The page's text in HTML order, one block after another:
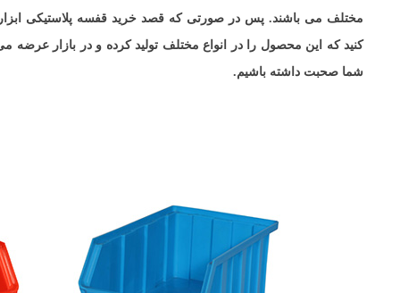
مختلف می باشند. پس در صورتی که قصد خرید قفسه پلاستیکی
کنید که این محصول را در انواع مختلف تولید کرده و در بازار عرضه
شما صحبت داشته باشیم.